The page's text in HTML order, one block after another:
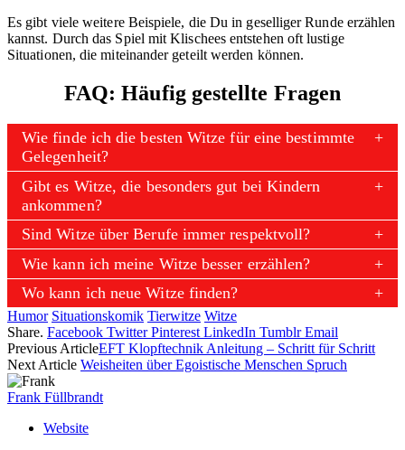
Es gibt viele weitere Beispiele, die Du in geselliger Runde erzählen
kannst. Durch das Spiel mit Klischees entstehen oft lustige
Situationen, die miteinander geteilt werden können.
FAQ: Häufig gestellte Fragen
Wie finde ich die besten Witze für eine bestimmte
Gelegenheit?
Gibt es Witze, die besonders gut bei Kindern
ankommen?
Sind Witze über Berufe immer respektvoll?
Wie kann ich meine Witze besser erzählen?
Wo kann ich neue Witze finden?
Humor Situationskomik Tierwitze Witze
Share. Facebook Twitter Pinterest LinkedIn Tumblr Email
Previous ArticleEFT Klopftechnik Anleitung – Schritt für Schritt
Next Article Weisheiten über Egoistische Menschen Spruch
Frank Füllbrandt
Website